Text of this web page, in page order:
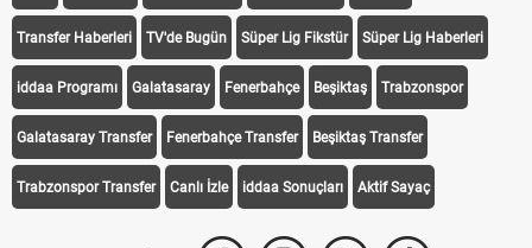
Transfer Haberleri TV'de Bugün Süper Lig Fikstür Süper Lig Haberleri
iddaa Programı Galatasaray Fenerbahçe Beşiktaş Trabzonspor
Galatasaray Transfer Fenerbahçe Transfer Beşiktaş Transfer
Trabzonspor Transfer Canlı İzle iddaa Sonuçları Aktif Sayaç